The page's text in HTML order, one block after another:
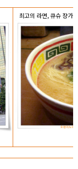
최고의 라면, 큐슈 쟝가